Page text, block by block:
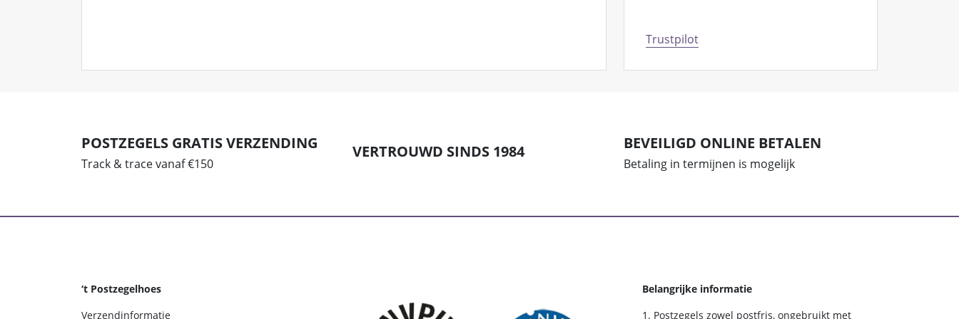
Trustpilot
POSTZEGELS GRATIS VERZENDING
Track & trace vanaf €150
VERTROUWD SINDS 1984 BEVEILIGD ONLINE BETALEN
Betaling in termijnen is mogelijk
‘t Postzegelhoes
Verzendinformatie
Belangrijke informatie
Postzegels zowel postfris, ongebruikt met